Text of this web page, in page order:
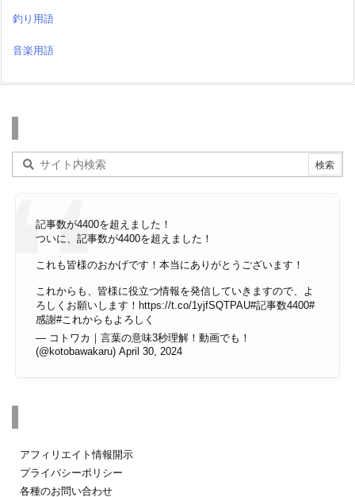
釣り用語
音楽用語
記事数が4400を超えました！
ついに、記事数が4400を超えました！
これも皆様のおかげです！本当にありがとうございます！
これからも、皆様に役立つ情報を発信していきますので、よ
ろしくお願いします！ https://t.co/1yjfSQTPAU#記事数4400#
感謝#これからもよろしく
— コトワカ｜言葉の意味3秒理解！動画でも！
(@kotobawakaru) April 30, 2024
アフィリエイト情報開示
プライバシーポリシー
各種のお問い合わせ